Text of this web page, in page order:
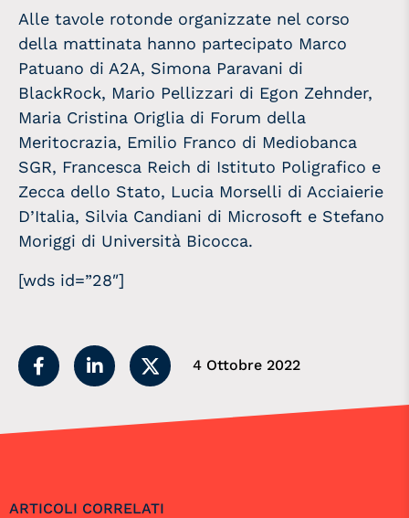
Alle tavole rotonde organizzate nel corso
della mattinata hanno partecipato Marco
Patuano di A2A, Simona Paravani di
BlackRock, Mario Pellizzari di Egon Zehnder,
Maria Cristina Origlia di Forum della
Meritocrazia, Emilio Franco di Mediobanca
SGR, Francesca Reich di Istituto Poligrafico e
Zecca dello Stato, Lucia Morselli di Acciaierie
D’Italia, Silvia Candiani di Microsoft e Stefano
Moriggi di Università Bicocca.
[wds id=”28″]
4 Ottobre 2022
ARTICOLI CORRELATI